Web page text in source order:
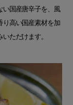
い国産唐辛子を、風
り高い国産素材を加
ただけます。